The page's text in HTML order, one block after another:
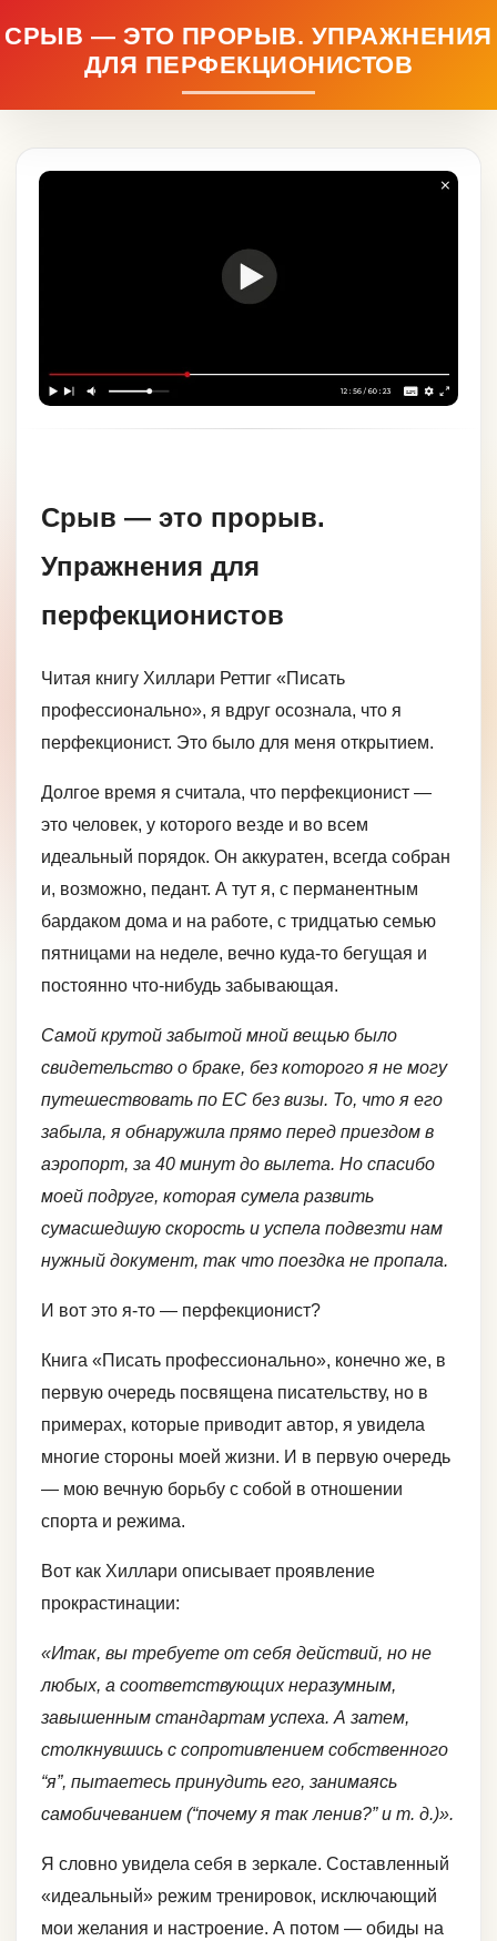
СРЫВ — ЭТО ПРОРЫВ. УПРАЖНЕНИЯ
ДЛЯ ПЕРФЕКЦИОНИСТОВ
Срыв — это прорыв.
Упражнения для
перфекционистов
Читая книгу Хиллари Реттиг «Писать
профессионально», я вдруг осознала, что я
перфекционист. Это было для меня открытием.
Долгое время я считала, что перфекционист —
это человек, у которого везде и во всем
идеальный порядок. Он аккуратен, всегда собран
и, возможно, педант. А тут я, с перманентным
бардаком дома и на работе, с тридцатью семью
пятницами на неделе, вечно куда-то бегущая и
постоянно что-нибудь забывающая.
Самой крутой забытой мной вещью было
свидетельство о браке, без которого я не могу
путешествовать по ЕС без визы. То, что я его
забыла, я обнаружила прямо перед приездом в
аэропорт, за 40 минут до вылета. Но спасибо
моей подруге, которая сумела развить
сумасшедшую скорость и успела подвезти нам
нужный документ, так что поездка не пропала.
И вот это я-то — перфекционист?
Книга «Писать профессионально», конечно же, в
первую очередь посвящена писательству, но в
примерах, которые приводит автор, я увидела
многие стороны моей жизни. И в первую очередь
— мою вечную борьбу с собой в отношении
спорта и режима.
Вот как Хиллари описывает проявление
прокрастинации:
«Итак, вы требуете от себя действий, но не
любых, а соответствующих неразумным,
завышенным стандартам успеха. А затем,
столкнувшись с сопротивлением собственного
“я”, пытаетесь принудить его, занимаясь
самобичеванием (“почему я так ленив?” и т. д.)».
Я словно увидела себя в зеркале. Составленный
«идеальный» режим тренировок, исключающий
мои желания и настроение. А потом — обиды на